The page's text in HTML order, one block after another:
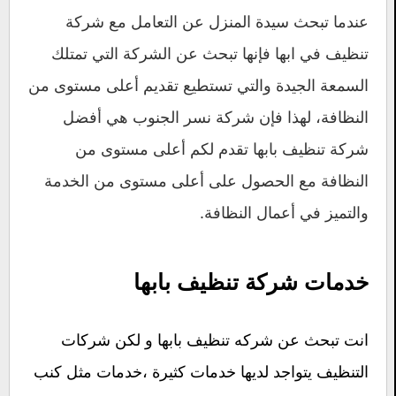
عندما تبحث سيدة المنزل عن التعامل مع شركة
تنظيف في ابها فإنها تبحث عن الشركة التي تمتلك
السمعة الجيدة والتي تستطيع تقديم أعلى مستوى من
النظافة، لهذا فإن شركة نسر الجنوب هي أفضل
شركة تنظيف بابها تقدم لكم أعلى مستوى من
النظافة مع الحصول على أعلى مستوى من الخدمة
والتميز في أعمال النظافة.
خدمات شركة تنظيف بابها
انت تبحث عن شركه تنظيف بابها و لكن شركات
التنظيف يتواجد لديها خدمات كثيرة ،خدمات مثل كنب